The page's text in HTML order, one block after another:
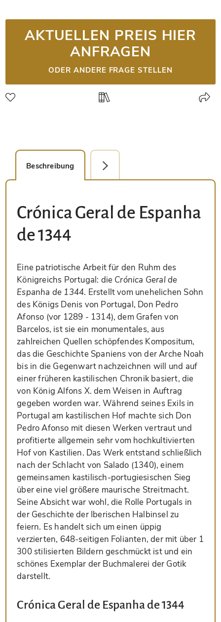
AKTUELLEN PREIS HIER
ANFRAGEN
ODER ANDERE FRAGE STELLEN
Beschreibung Faksimile-Editionen (1)
Crónica Geral de Espanha
de 1344
Eine patriotische Arbeit für den Ruhm des
Königreichs Portugal: die Crónica Geral de
Espanha de 1344. Erstellt vom unehelichen Sohn
des Königs Denis von Portugal, Don Pedro
Afonso (vor 1289 - 1314), dem Grafen von
Barcelos, ist sie ein monumentales, aus
zahlreichen Quellen schöpfendes Kompositum,
das die Geschichte Spaniens von der Arche Noah
bis in die Gegenwart nachzeichnen will und auf
einer früheren kastilischen Chronik basiert, die
von König Alfons X. dem Weisen in Auftrag
gegeben worden war. Während seines Exils in
Portugal am kastilischen Hof machte sich Don
Pedro Afonso mit diesen Werken vertraut und
profitierte allgemein sehr vom hochkultivierten
Hof von Kastilien. Das Werk entstand schließlich
nach der Schlacht von Salado (1340), einem
gemeinsamen kastilisch-portugiesischen Sieg
über eine viel größere maurische Streitmacht.
Seine Absicht war wohl, die Rolle Portugals in
der Geschichte der Iberischen Halbinsel zu
feiern. Es handelt sich um einen üppig
verzierten, 648-seitigen Folianten, der mit über 1
300 stilisierten Bildern geschmückt ist und ein
schönes Exemplar der Buchmalerei der Gotik
darstellt.
Crónica Geral de Espanha de 1344